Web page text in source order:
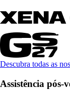
Descubra todas as
Assistência pós-